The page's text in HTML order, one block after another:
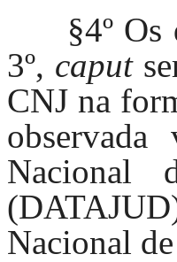
§4º
3º, caput
CNJ na
Nacional
Nacional